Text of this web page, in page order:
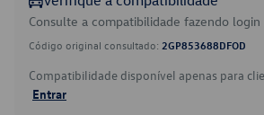
Consulte a compatibilidade fazendo login
Código original consultado: 2GP853688DFOD
Compatibilidade disponível apenas para
Entrar